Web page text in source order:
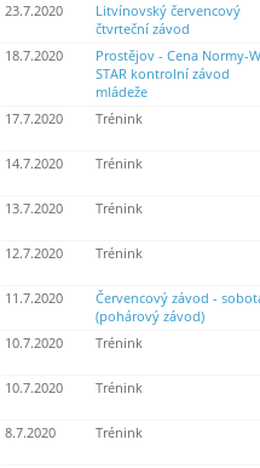
23.7.2020
Litvínovský červencový
čtvrteční závod
18.7.2020
Prostějov - Cena Normy-
STAR kontrolní závod
mládeže
17.7.2020 Trénink
14.7.2020 Trénink
13.7.2020 Trénink
12.7.2020 Trénink
11.7.2020
Červencový závod -
(pohárový závod)
10.7.2020 Trénink
10.7.2020 Trénink
8.7.2020 Trénink